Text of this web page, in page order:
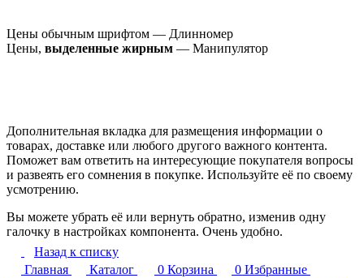
Цены обычным шрифтом — Длинномер
Цены, выделенные жирным — Манипулятор
Дополнительная вкладка для размещения информации о
товарах, доставке или любого другого важного контента.
Поможет вам ответить на интересующие покупателя вопросы
и развеять его сомнения в покупке. Используйте её по своему
усмотрению.
Вы можете убрать её или вернуть обратно, изменив одну
галочку в настройках компонента. Очень удобно.
Назад к списку
Главная
Каталог 0 Корзина 0 Избранные